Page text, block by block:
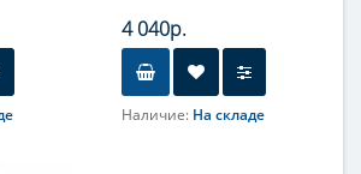
4 040р.
Наличие: На складе